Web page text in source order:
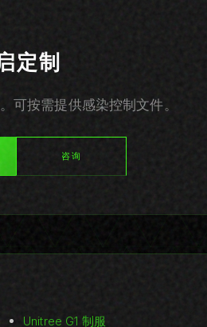
定制
可按需提供感染控制文件。
咨询
Unitree G1 制服